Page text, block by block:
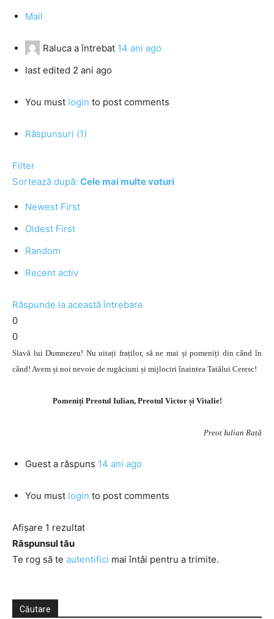
Mail
Raluca a întrebat 14 ani ago
last edited 2 ani ago
You must login to post comments
Răspunsuri (1)
Filter
Sortează după: Cele mai multe voturi
Newest First
Oldest First
Random
Recent activ
Răspunde la această întrebare
0
0
Slavă lui Dumnezeu! Nu uitați fraților, să ne mai și pomeniți din când în
când! Avem și noi nevoie de rugăciuni și mijlociri înaintea Tatălui Ceresc!
Pomeniți Preotul Iulian, Preotul Victor și Vitalie!
Preot Iulian Rață
Guest a răspuns 14 ani ago
You must login to post comments
Afișare 1 rezultat
Răspunsul tău
Te rog să te autentifici mai întâi pentru a trimite.
Căutare